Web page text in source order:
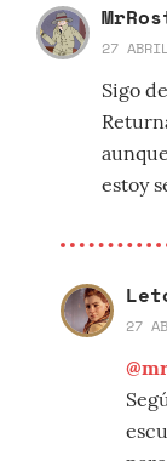
27
Sigo
estoy
27